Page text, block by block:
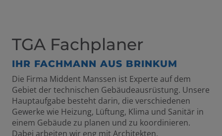
TGA Fachplaner
IHR FACHMANN AUS BRINKUM
Die Firma Middent Manssen ist Experte auf dem
Gebiet der technischen Gebäudeausrüstung. Unsere
Hauptaufgabe besteht darin, die verschiedenen
Gewerke wie Heizung, Lüftung, Klima und Sanitär in
einem Gebäude zu planen und zu koordinieren.
Dabei arbeiten wir eng mit Architekten,